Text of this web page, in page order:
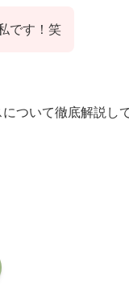
です！笑
ついて徹底解説し